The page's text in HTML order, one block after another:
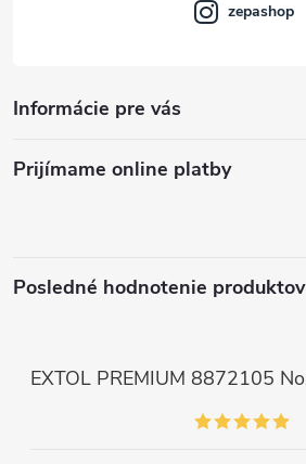
Informácie pre vás
zepashop
Prijímame online platby
Posledné hodnotenie produktov